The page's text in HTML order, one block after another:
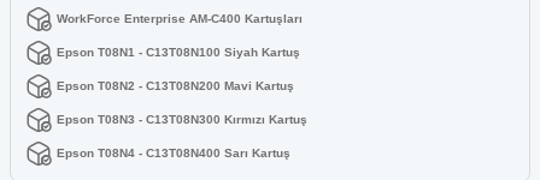
WorkForce Enterprise AM-C400 Kartuşları
Epson T08N1 - C13T08N100 Siyah Kartuş
Epson T08N2 - C13T08N200 Mavi Kartuş
Epson T08N3 - C13T08N300 Kırmızı Kartuş
Epson T08N4 - C13T08N400 Sarı Kartuş